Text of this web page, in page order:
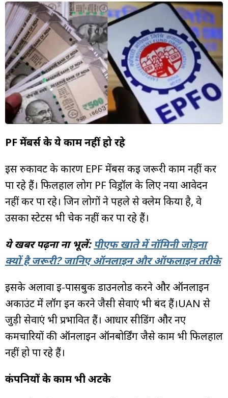
PF मेंबर्स के ये काम नहीं हो रहे
इस रुकावट के कारण EPF मेंबर्स कई जरूरी काम नहीं कर
पा रहे हैं। फिलहाल लोग PF विड्रॉल के लिए नया आवेदन
नहीं कर पा रहे। जिन लोगों ने पहले से क्लेम किया है, वे
उसका स्टेटस भी चेक नहीं कर पा रहे हैं।
ये खबर पढ़ना ना भूलें: पीएफ खाते में नॉमिनी जोड़ना
क्यों है जरूरी? जानिए ऑनलाइन और ऑफलाइन तरीके
इसके अलावा ई-पासबुक डाउनलोड करने और ऑनलाइन
अकाउंट में लॉग इन करने जैसी सेवाएं भी बंद हैं।UAN से
जुड़ी सेवाएं भी प्रभावित हैं। आधार सीडिंग और नए
कर्मचारियों की ऑनलाइन ऑनबोर्डिंग जैसे काम भी फिलहाल
नहीं हो पा रहे हैं।
कंपनियों के काम भी अटके